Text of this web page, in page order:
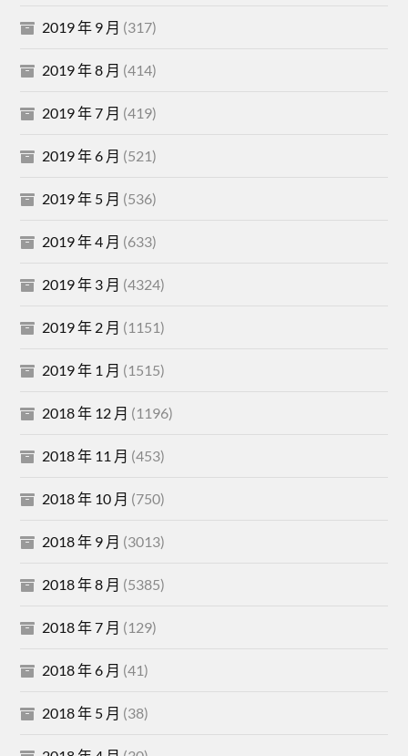
2019 年 9 月 (317)
2019 年 8 月 (414)
2019 年 7 月 (419)
2019 年 6 月 (521)
2019 年 5 月 (536)
2019 年 4 月 (633)
2019 年 3 月 (4324)
2019 年 2 月 (1151)
2019 年 1 月 (1515)
2018 年 12 月 (1196)
2018 年 11 月 (453)
2018 年 10 月 (750)
2018 年 9 月 (3013)
2018 年 8 月 (5385)
2018 年 7 月 (129)
2018 年 6 月 (41)
2018 年 5 月 (38)